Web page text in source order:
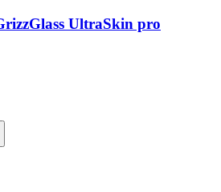
UltraSkin pro